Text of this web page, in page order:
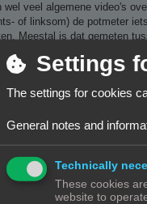
veel algemene video's
of linksom) de potmeter
Meestal is dat gemeten
mee. Of je meet eerst
zo dat rechtsom hoger
D-drive en de map
Deltaprinter
Settings
The settings for cookies
General notes and
Technically
These cookies
website to